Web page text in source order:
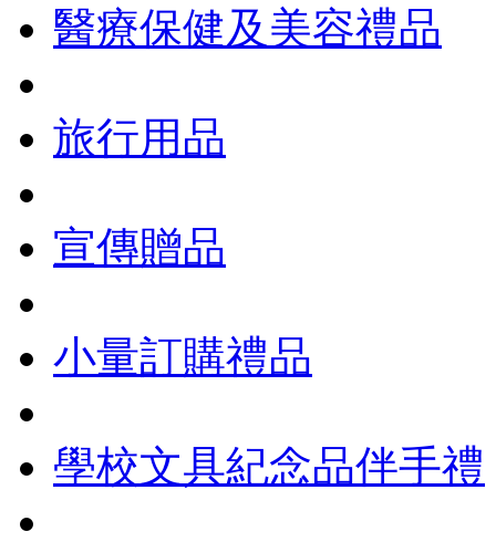
醫療保健及美容禮品
旅行用品
宣傳贈品
小量訂購禮品
學校文具紀念品伴手禮